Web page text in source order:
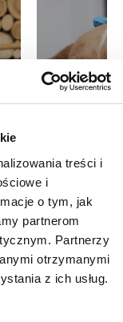
treści i
i
o tym, jak
partnerom
Partnerzy
otrzymanymi
z ich usług.
11.06.2026